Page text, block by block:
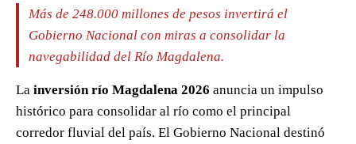
Más de 248.000 millones de pesos invertirá el
Gobierno Nacional con miras a consolidar la
navegabilidad del Río Magdalena.
La inversión río Magdalena 2026 anuncia un impulso
histórico para consolidar al río como el principal
corredor fluvial del país. El Gobierno Nacional destinó